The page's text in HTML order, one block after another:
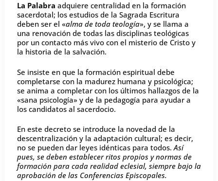
La Palabra adquiere centralidad en la formación
sacerdotal; los estudios de la Sagrada Escritura
deben ser el «alma de toda teología», y se llama a
una renovación de todas las disciplinas teológicas
por un contacto más vivo con el misterio de Cristo y
la historia de la salvación.
Se insiste en que la formación espiritual debe
completarse con la madurez humana y psicológica;
se anima a completar con los últimos hallazgos de la
«sana psicología» y de la pedagogía para ayudar a
los candidatos al sacerdocio.
En este decreto se introduce la novedad de la
descentralización y la adaptación cultural; es decir,
no se pueden dar leyes idénticas para todos.Así
pues, se deben establecer ritos propios y normas de
formación para cada realidad eclesial, siempre bajo la
aprobación de las Conferencias Episcopales.